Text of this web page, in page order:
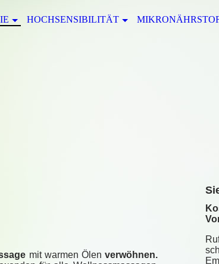
HOCHSENSIBILITÄT
mit warmen Ölenverwöhnen.
S